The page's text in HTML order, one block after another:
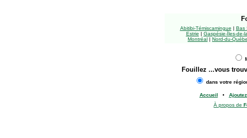
Abitibi-Témiscamingue | Bas
Estrie | Gaspésie-Îles-de-
Montréal | Nord-du-
Fouillez ...vous
dans votre
Accueil •
À propos de